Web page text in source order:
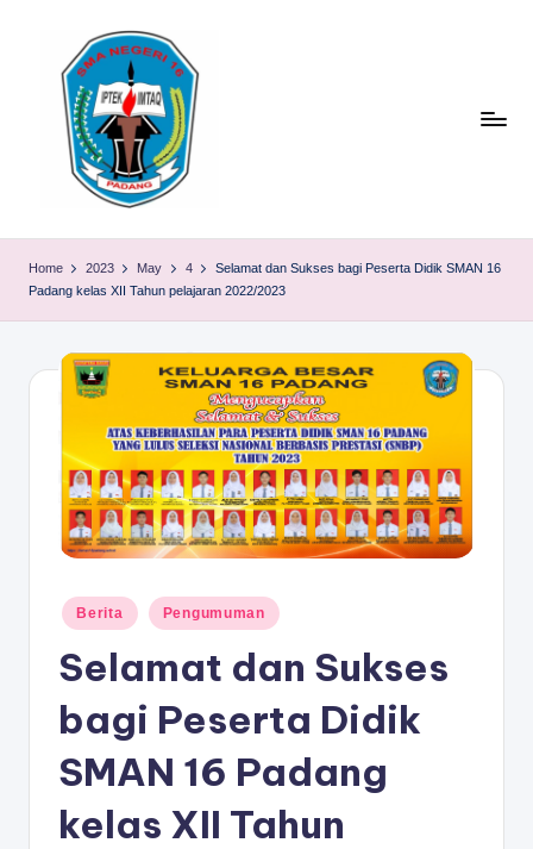
M
A
D
G
Home 2023 May 4
Selamat dan Sukses bagi Peserta Didik SMAN 16
Padang kelas XII Tahun pelajaran 2022/2023
Posted
in
Berita Pengumuman
Selamat dan Sukses
bagi Peserta Didik
SMAN 16 Padang
kelas XII Tahun